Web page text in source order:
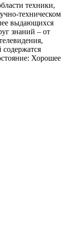
техники,
техническом
выдающихся
знаний – от
содержатся
Хорошее